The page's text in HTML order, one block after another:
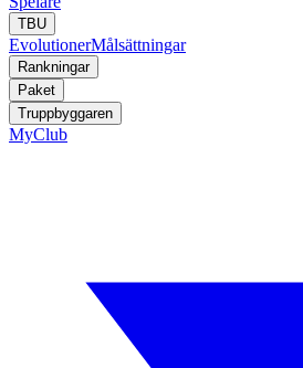
TBU
EvolutionerMålsättningar
Rankningar
Paket
Truppbyggaren
MyClub